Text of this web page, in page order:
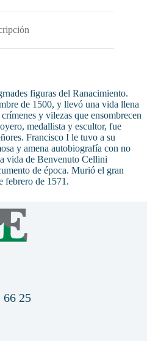
figuras del Ranacimiento.
de 1500, y llevó una vida llena
y vilezas que ensombrecen
medallista y escultor, fue
Francisco I le tuvo a su
y amena autobiografía con no
vida de Benvenuto Cellini
de época. Murió el gran
febrero de 1571.
66 25